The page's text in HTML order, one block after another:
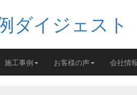
施工事例 お客様の声 会社情